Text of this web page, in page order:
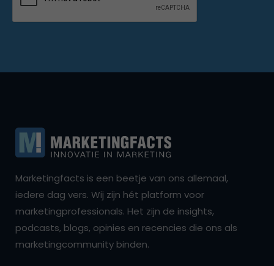
Marketingfacts is een beetje van ons allemaal,
iedere dag vers. Wij zijn hét platform voor
marketingprofessionals. Het zijn de insights,
podcasts, blogs, opinies en recencies die ons als
marketingcommunity binden.